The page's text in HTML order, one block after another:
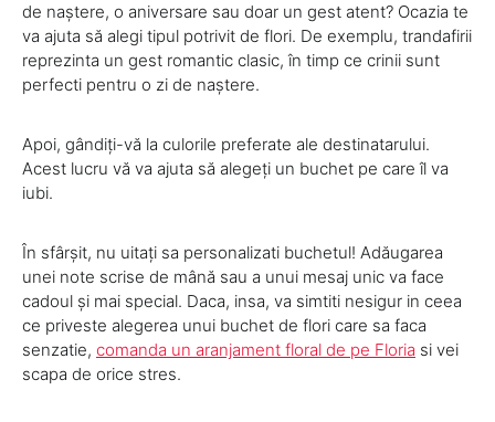
de naștere, o aniversare sau doar un gest atent? Ocazia te
va ajuta să alegi tipul potrivit de flori. De exemplu, trandafirii
reprezinta un gest romantic clasic, în timp ce crinii sunt
perfecti pentru o zi de naștere.
Apoi, gândiți-vă la culorile preferate ale destinatarului.
Acest lucru vă va ajuta să alegeți un buchet pe care îl va
iubi.
În sfârșit, nu uitați sa personalizati buchetul! Adăugarea
unei note scrise de mână sau a unui mesaj unic va face
cadoul și mai special. Daca, insa, va simtiti nesigur in ceea
ce priveste alegerea unui buchet de flori care sa faca
senzatie, comanda un aranjament floral de pe Floria si vei
scapa de orice stres.